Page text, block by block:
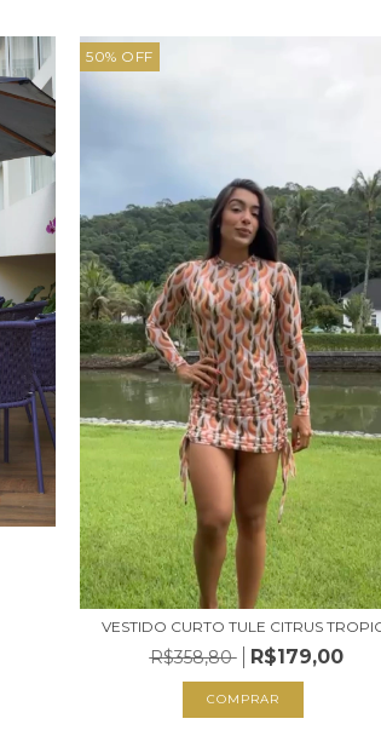
50% OFF
VESTIDO CURTO TULE CITRUS
R$358,80 R$179,00
COMPRAR